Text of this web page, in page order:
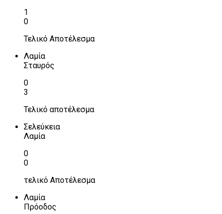
1
0
Τελικό Αποτέλεσμα
Λαμία
Σταυρός
0
3
Τελικό αποτέλεσμα
Σελεύκεια
Λαμία
0
0
τελικό Αποτέλεσμα
Λαμία
Πρόοδος